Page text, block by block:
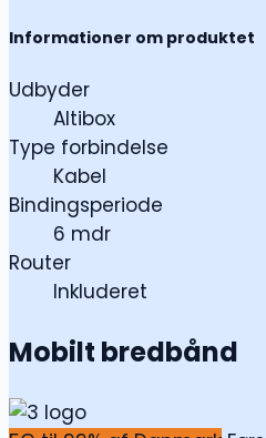
Informationer om produktet
Udbyder
Altibox
Type forbindelse
Kabel
Bindingsperiode
6 mdr
Router
Inkluderet
Mobilt bredbånd